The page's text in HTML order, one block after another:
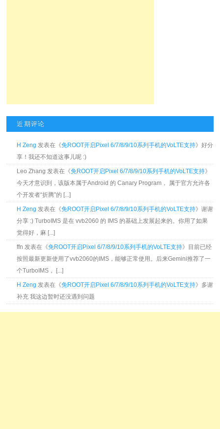
近期评论
H Zeng 发表在《免ROOT开启Pixel 6/7/8/9/10系列手机的VoLTE支持》好分
享！我还不知道这事儿呢 :)
Leo Zhang 发表在《免ROOT开启Pixel 6/7/8/9/10系列手机的VoLTE支持》
今天才意识到，该版本属于Android 的 Canary Program， 属于官方允许各
个开发者“折腾”的 [...]
H Zeng 发表在《免ROOT开启Pixel 6/7/8/9/10系列手机的VoLTE支持》谢谢
分享 :) TurboIMS 是在 vvb2060 的 IMS 的基础上发展起来的。你用了如果
觉得好，麻 [...]
ffn 发表在《免ROOT开启Pixel 6/7/8/9/10系列手机的VoLTE支持》目前已经
按照最新更新使用了vvb2060的IMS，能够正常使用。后来Gemini推荐了一
个TurboIMS， [...]
H Zeng 发表在《免ROOT开启Pixel 6/7/8/9/10系列手机的VoLTE支持》多谢
补充 我这边暂时还没遇到问题